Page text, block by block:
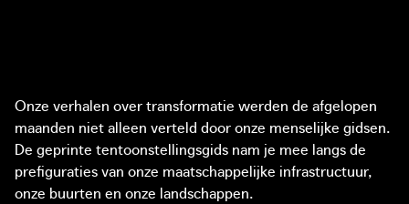
Onze verhalen over transformatie werden de afgelopen
maanden niet alleen verteld door onze menselijke gidsen.
De geprinte tentoonstellingsgids nam je mee langs de
prefiguraties van onze maatschappelijke infrastructuur,
onze buurten en onze landschappen.